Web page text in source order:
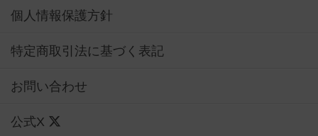
個人情報保護方針
特定商取引法に基づく表記
お問い合わせ
公式X